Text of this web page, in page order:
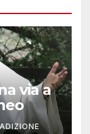
via a